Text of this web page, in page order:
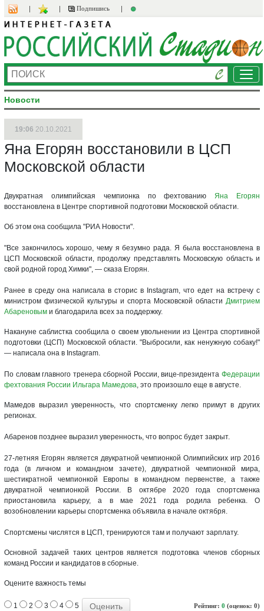
Подпишись
Новости
19:06 20.10.2021
Яна Егорян восстановили в ЦСП
Московской области
Двукратная олимпийская чемпионка по фехтованиюЯна Егорян
восстановлена в Центре спортивной подготовки Московской области.
Об этом она сообщила "РИА Новости".
"Все закончилось хорошо, чему я безумно рада. Я была восстановлена в
ЦСП Московской области, продолжу представлять Московскую область и
свой родной город Химки", — сказа Егорян.
Ранее в среду она написала в сторис в Instagram, что едет на встречу с
министром физической культуры и спорта Московской области Дмитрием
Абареновым и благодарила всех за поддержку.
Накануне саблистка сообщила о своем увольнении из Центра спортивной
подготовки (ЦСП) Московской области. "Выбросили, как ненужную собаку!"
— написала она в Instagram.
По словам главного тренера сборной России, вице-президента Федерации
фехтования России Ильгара Мамедова, это произошло еще в августе.
Мамедов выразил уверенность, что спортсменку легко примут в других
регионах.
Абаренов позднее выразил уверенность, что вопрос будет закрыт.
27-летняя Егорян является двукратной чемпионкой Олимпийских игр 2016
года (в личном и командном зачете), двукратной чемпионкой мира,
шестикратной чемпионкой Европы в командном первенстве, а также
двукратной чемпионкой России. В октябре 2020 года спортсменка
приостановила карьеру, а в мае 2021 года родила ребенка. О
возобновлении карьеры спортсменка объявила в начале октября.
Спортсмены числятся в ЦСП, тренируются там и получают зарплату.
Основной задачей таких центров является подготовка членов сборных
команд России и кандидатов в сборные.
Оцените важность темы
Рейтинг: 0 (оценок: 0)
1 2 3 4 5